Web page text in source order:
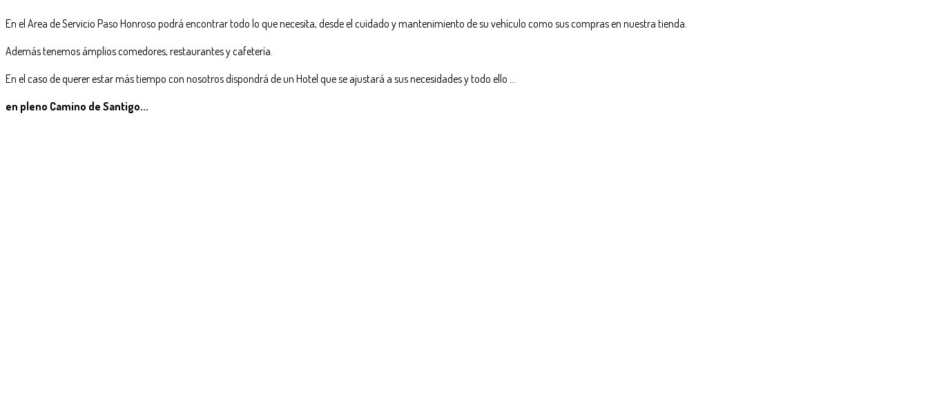
En el Area de Servicio Paso Honroso podrá encontrar todo lo que necesita, desde el cuidado y mantenimiento de su vehículo como sus compras en nuestra tienda.
Además tenemos ámplios comedores, restaurantes y cafetería.
En el caso de querer estar más tiempo con nosotros dispondrá de un Hotel que se ajustará a sus necesidades y todo ello ...
en pleno Camino de Santigo...